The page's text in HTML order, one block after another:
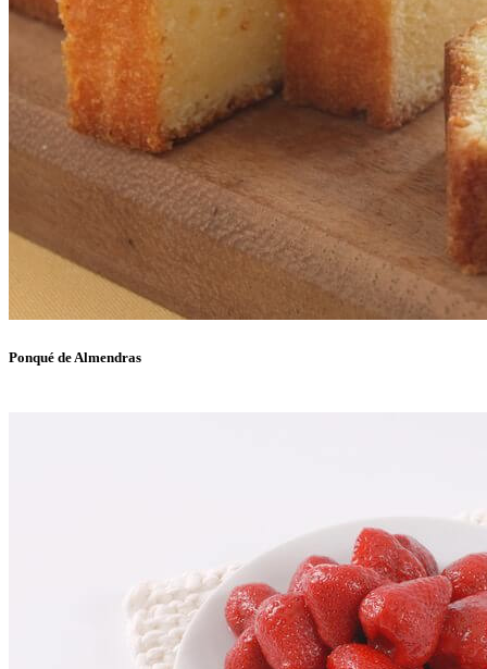
Ponqué de Almendras